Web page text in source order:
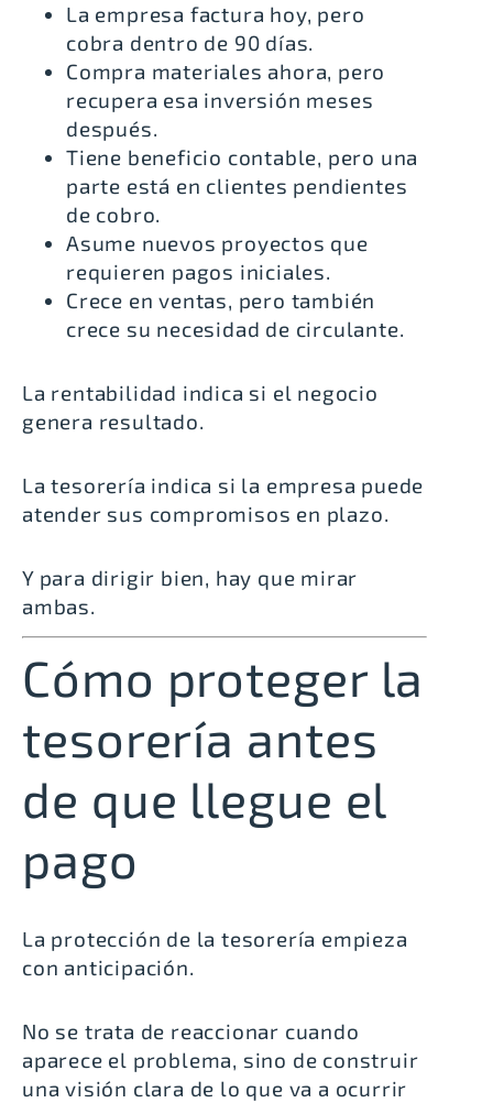
La empresa factura hoy, pero
cobra dentro de 90 días.
Compra materiales ahora, pero
recupera esa inversión meses
después.
Tiene beneficio contable, pero una
parte está en clientes pendientes
de cobro.
Asume nuevos proyectos que
requieren pagos iniciales.
Crece en ventas, pero también
crece su necesidad de circulante.
La rentabilidad indica si el negocio
genera resultado.
La tesorería indica si la empresa puede
atender sus compromisos en plazo.
Y para dirigir bien, hay que mirar
ambas.
Cómo proteger la
tesorería antes
de que llegue el
pago
La protección de la tesorería empieza
con anticipación.
No se trata de reaccionar cuando
aparece el problema, sino de construir
una visión clara de lo que va a ocurrir